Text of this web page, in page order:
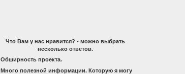
Что Вам у нас нравится? - можно выбрать
несколько ответов.
Обширность проекта.
Много полезной информации. Которую я могу